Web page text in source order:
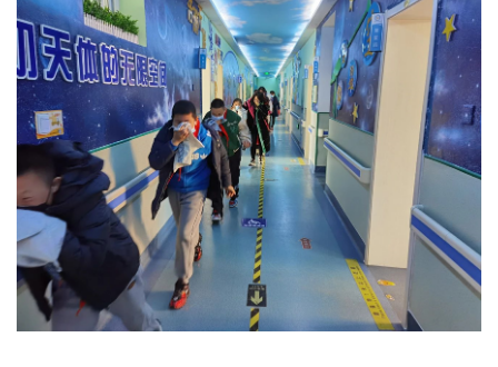
宣传思想文化人才
专题
资料库
+